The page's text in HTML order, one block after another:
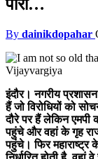
पारा…
By dainikdopahar
इंदौर। नगरीय
हैं जो विरोधियों को
दौरे पर हैं लेकिन एमपी
पहुंचे और वहां के गृह
पहुंचे। फिर महाराष्ट्र